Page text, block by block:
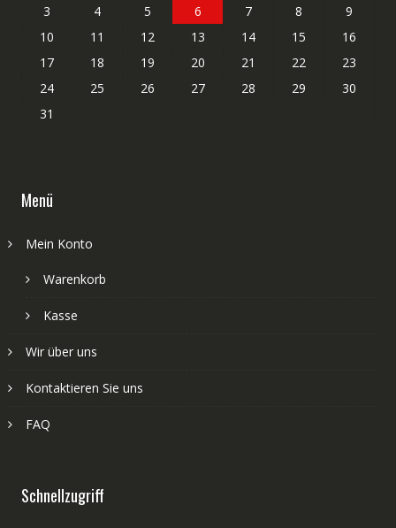
3
4 5 6 7 8
9
10
11 12 13 14 15
16
17
18 19 20 21 22
23
24
25 26 27 28 29
30
31
Menü
Mein Konto
Warenkorb
Kasse
Wir über uns
Kontaktieren Sie uns
FAQ
Schnellzugriff